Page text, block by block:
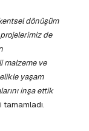
dönüşüm
de
malzeme ve
yaşam
inşa ettik